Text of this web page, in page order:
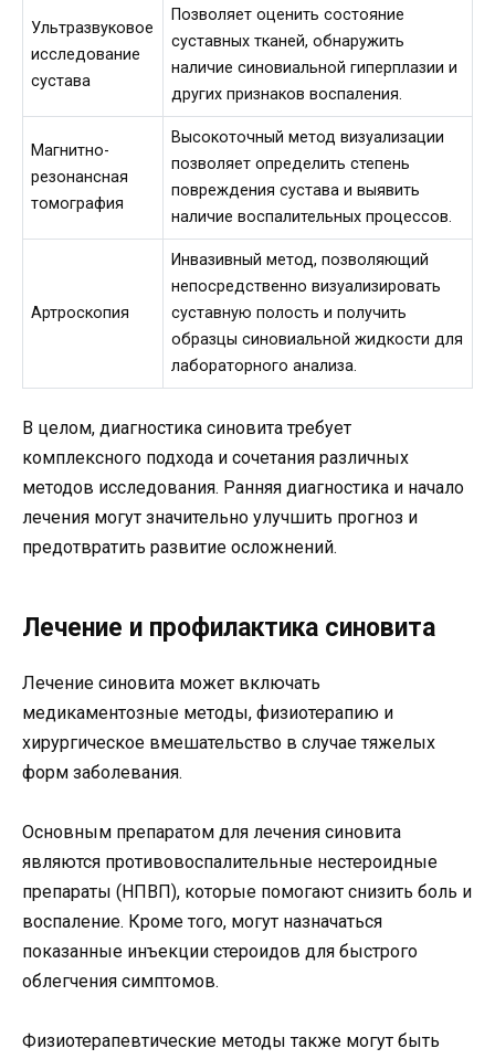
Ультразвуковое
исследование
сустава
Позволяет оценить состояние
суставных тканей, обнаружить
наличие синовиальной гиперплазии и
других признаков воспаления.
Магнитно-
резонансная
томография
Высокоточный метод визуализации
позволяет определить степень
повреждения сустава и выявить
наличие воспалительных процессов.
Артроскопия
Инвазивный метод, позволяющий
непосредственно визуализировать
суставную полость и получить
образцы синовиальной жидкости для
лабораторного анализа.
В целом, диагностика синовита требует
комплексного подхода и сочетания различных
методов исследования. Ранняя диагностика и начало
лечения могут значительно улучшить прогноз и
предотвратить развитие осложнений.
Лечение и профилактика синовита
Лечение синовита может включать
медикаментозные методы, физиотерапию и
хирургическое вмешательство в случае тяжелых
форм заболевания.
Основным препаратом для лечения синовита
являются противовоспалительные нестероидные
препараты (НПВП), которые помогают снизить боль и
воспаление. Кроме того, могут назначаться
показанные инъекции стероидов для быстрого
облегчения симптомов.
Физиотерапевтические методы также могут быть